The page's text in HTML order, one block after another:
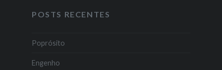
POSTS RECENTES
Poprósito
Engenho